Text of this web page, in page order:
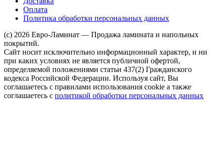
Оплата
Политика обработки персональных данных
(c) 2026 Евро-Ламинат — Продажа ламината и напольных
покрытий.
Сайт носит исключительно информационный характер, и ни
при каких условиях не является публичной офертой,
определяемой положениями статьи 437(2) Гражданского
кодекса Российской Федерации. Используя сайт, Вы
соглашаетесь с правилами использования cookie а также
соглашаетесь с политикой обработки персональных данных